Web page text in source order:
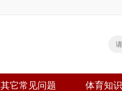
其它常见问题 体育知识